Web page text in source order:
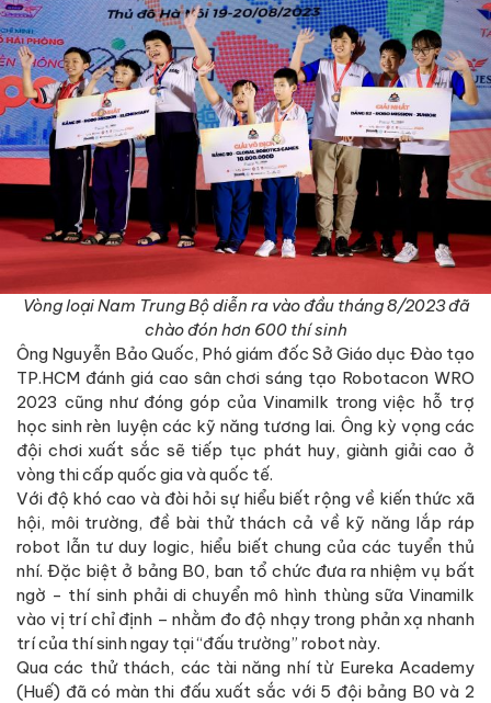
Vòng loại Nam Trung Bộ diễn ra vào đầu tháng 8/2023 đã
chào đón hơn 600 thí sinh
Ông Nguyễn Bảo Quốc, Phó giám đốc Sở Giáo dục Đào tạo
TP.HCM đánh giá cao sân chơi sáng tạo Robotacon WRO
2023 cũng như đóng góp của Vinamilk trong việc hỗ trợ
học sinh rèn luyện các kỹ năng tương lai. Ông kỳ vọng các
đội chơi xuất sắc sẽ tiếp tục phát huy, giành giải cao ở
vòng thi cấp quốc gia và quốc tế.
Với độ khó cao và đòi hỏi sự hiểu biết rộng về kiến thức xã
hội, môi trường, đề bài thử thách cả về kỹ năng lắp ráp
robot lẫn tư duy logic, hiểu biết chung của các tuyển thủ
nhí. Đặc biệt ở bảng B0, ban tổ chức đưa ra nhiệm vụ bất
ngờ - thí sinh phải di chuyển mô hình thùng sữa Vinamilk
vào vị trí chỉ định – nhằm đo độ nhạy trong phản xạ nhanh
trí của thí sinh ngay tại “đấu trường” robot này.
Qua các thử thách, các tài năng nhí từ Eureka Academy
(Huế) đã có màn thi đấu xuất sắc với 5 đội bảng B0 và 2